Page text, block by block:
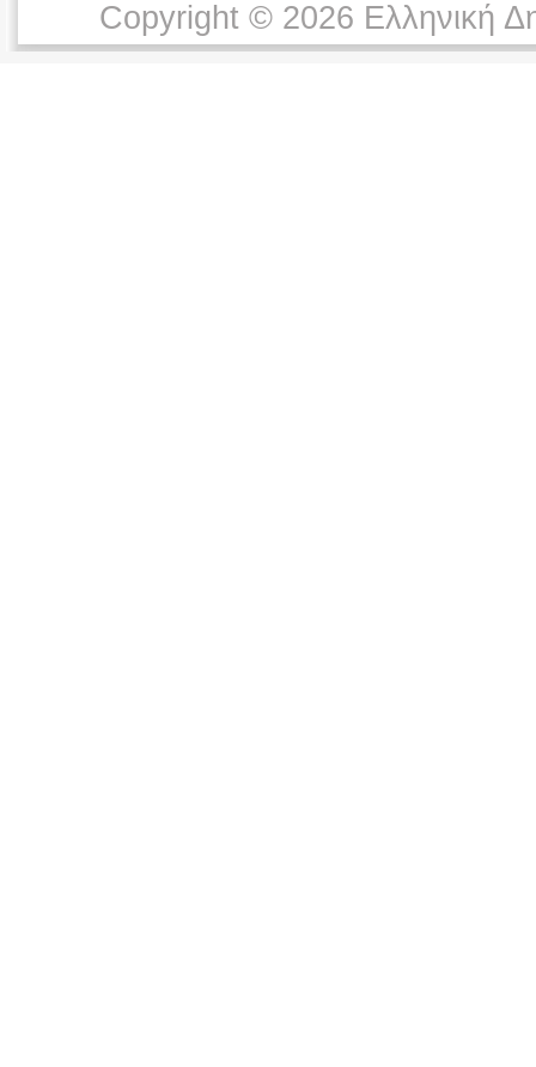
Copyright © 2026 Ελληνική